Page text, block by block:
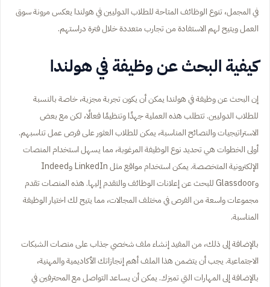
في المجمل، تنوع الوظائف المتاحة للطلاب الدوليين في هولندا يعكس مرونة سوق
العمل ويتيح لهم الاستفادة من تجارب متعددة خلال فترة دراستهم.
كيفية البحث عن وظيفة في هولندا
إن البحث عن وظيفة في هولندا يمكن أن يكون تجربة مجزية، خاصة بالنسبة
للطلاب الدوليين. تتطلب هذه العملية جهدًا وتنظيمًا فعالًا، لكن مع بعض
الاستراتيجيات والنصائح المناسبة، يمكن للطلاب العثور على فرص عمل تناسبهم.
أولى الخطوات هي تحديد نوع الوظيفة المرغوبة، مما يسهل استخدام المنصات
الإلكترونية المتخصصة. يمكن استخدام مواقع مثل LinkedIn وIndeed
وGlassdoor للبحث عن إعلانات الوظائف والتقدم إليها. هذه المنصات تقدم
مجموعات واسعة من الفرص في مختلف المجالات، مما يتيح لك اختيار الوظيفة
المناسبة.
بالإضافة إلى ذلك، من المفيد إنشاء ملف شخصي جذاب على منصات الشبكات
الاجتماعية. يجب أن يتضمن هذا الملف أهم إنجازاتك الأكاديمية والمهنية،
بالإضافة إلى المهارات التي تميزك. يمكن أن يساعد التواصل مع المحترفين في